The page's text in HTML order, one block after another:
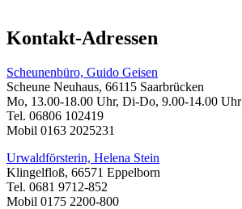
Kontakt-Adressen
Scheunenbüro, Guido Geisen
Scheune Neuhaus, 66115 Saarbrücken
Mo, 13.00-18.00 Uhr, Di-Do, 9.00-14.00 Uhr
Tel. 06806 102419
Mobil 0163 2025231
Urwaldförsterin, Helena Stein
Klingelfloß, 66571 Eppelborn
Tel. 0681 9712-852
Mobil 0175 2200-800